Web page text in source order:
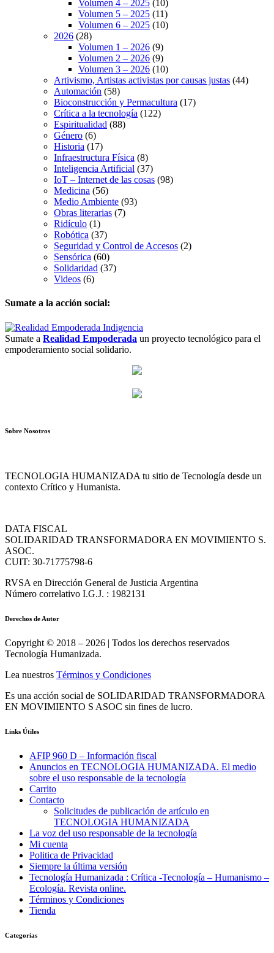
Volumen 4 – 2025 (10)
Volumen 5 – 2025 (11)
Volumen 6 – 2025 (10)
2026 (28)
Volumen 1 – 2026 (9)
Volumen 2 – 2026 (9)
Volumen 3 – 2026 (10)
Artivismo, Artistas activistas por causas justas (44)
Automación (58)
Bioconstrucción y Permacultura (17)
Crítica a la tecnología (122)
Espiritualidad (88)
Género (6)
Historia (17)
Infraestructura Física (8)
Inteligencia Artificial (37)
IoT – Internet de las cosas (98)
Medicina (56)
Medio Ambiente (93)
Obras literarias (7)
Ridículo (1)
Robótica (37)
Seguridad y Control de Accesos (2)
Sensórica (60)
Solidaridad (37)
Videos (6)
Sumate a la acción social:
Sumate a Realidad Empoderada un proyecto tecnológico para el
empoderamiento social solidario.
Sobre Nosotros
TECNOLOGIA HUMANIZADA tu sitio de Tecnología desde un
contexto Crítico y Humanista.
DATA FISCAL
SOLIDARIDAD TRANSFORMADORA EN MOVIMIENTO S.
ASOC.
CUIT: 30-71775798-6
RVSA en Dirección General de Justicia Argentina
Número correlativo I.G.J. : 1982131
Derechos de Autor
Copyright © 2018 – 2026 | Todos los derechos reservados
Tecnología Humanizada.
Lea nuestros Términos y Condiciones
Es una acción social de SOLIDARIDAD TRANSFORMADORA
EN MOVIMIENTO S ASOC sin fines de lucro.
Links Útiles
AFIP 960 D – Información fiscal
Anuncios en TECNOLOGIA HUMANIZADA. El medio
sobre el uso responsable de la tecnología
Carrito
Contacto
Solicitudes de publicación de artículo en
TECNOLOGIA HUMANIZADA
La voz del uso responsable de la tecnología
Mi cuenta
Politica de Privacidad
Siempre la última versión
Tecnología Humanizada : Crítica -Tecnología – Humanismo –
Ecología. Revista online.
Términos y Condiciones
Tienda
Categorías